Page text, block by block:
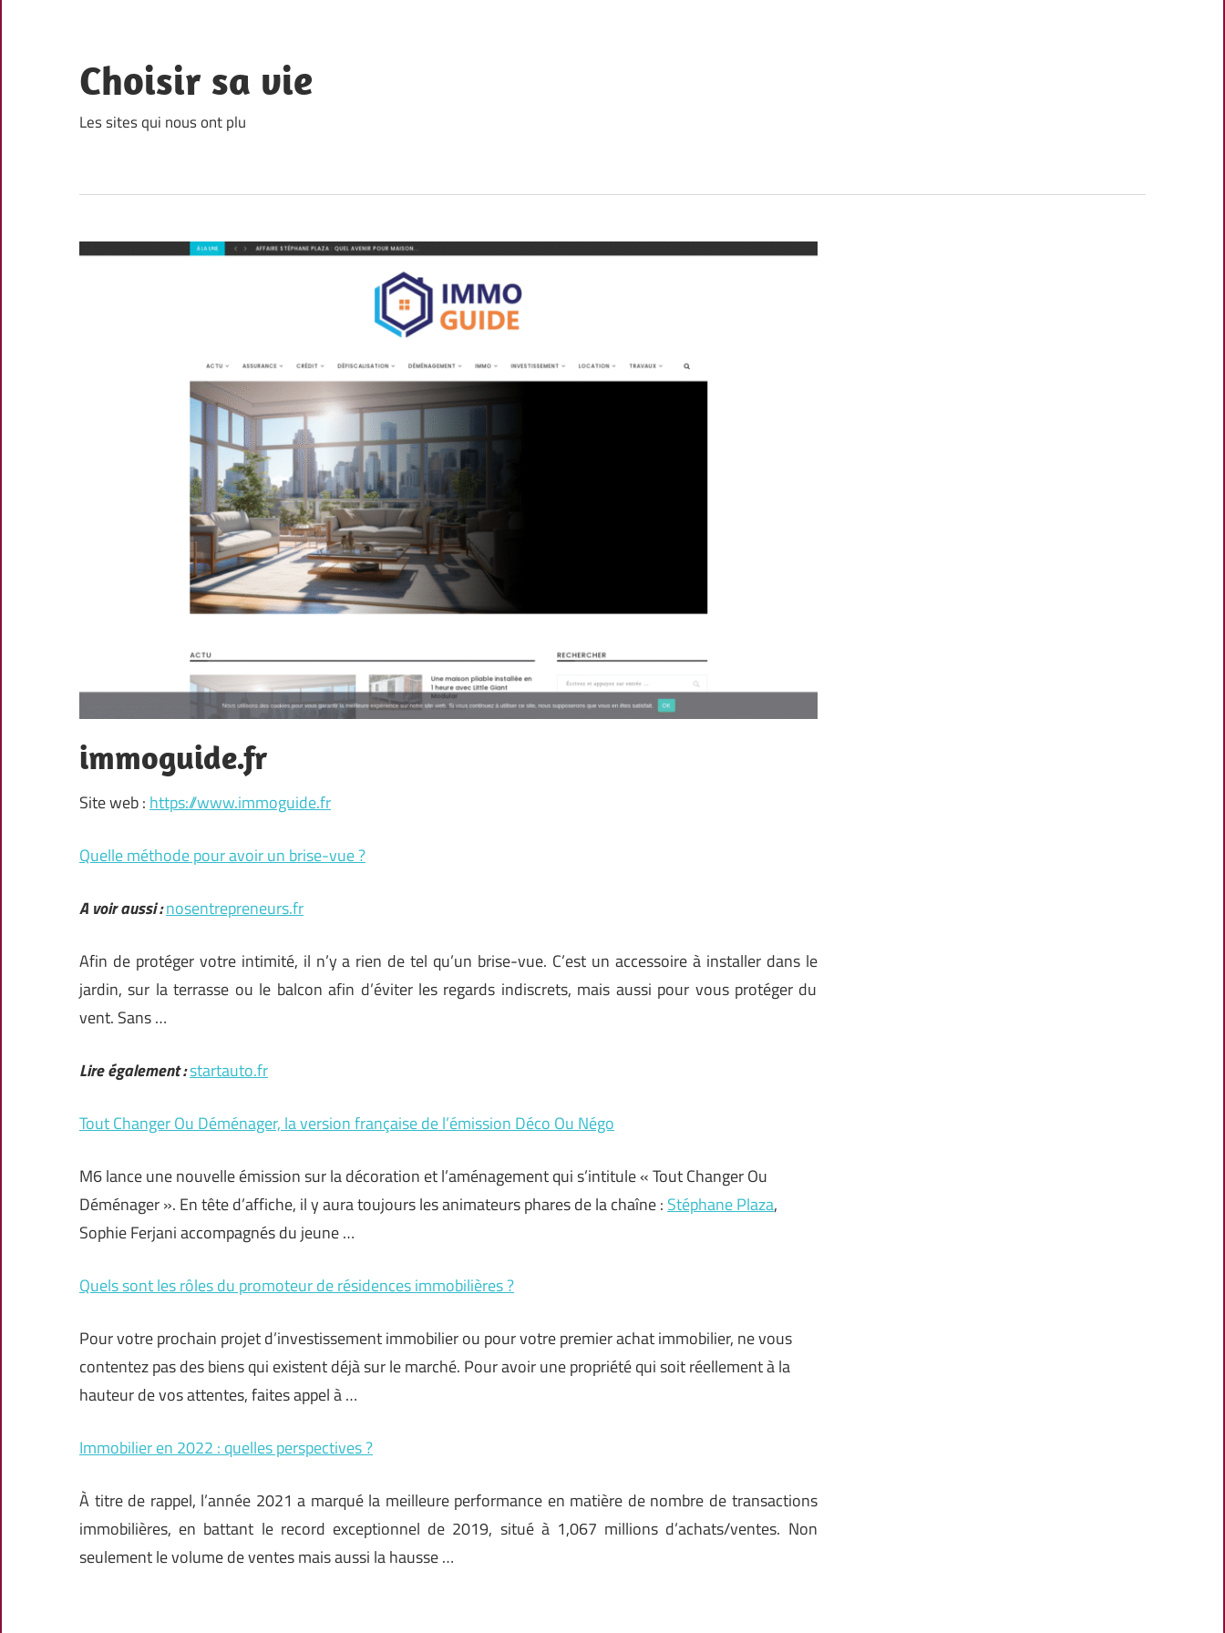
content
Choisir sa vie
Les sites qui nous ont plu
immoguide.fr
Site web : https://www.immoguide.fr
Quelle méthode pour avoir un brise-vue ?
A voir aussi :nosentrepreneurs.fr
Afin de protéger votre intimité, il n’y a rien de tel qu’un brise-vue. C’est un accessoire à installer dans le
jardin, sur la terrasse ou le balcon afin d’éviter les regards indiscrets, mais aussi pour vous protéger du
vent. Sans …
Lire également :startauto.fr
Tout Changer Ou Déménager, la version française de l’émission Déco Ou Négo
M6 lance une nouvelle émission sur la décoration et l’aménagement qui s’intitule « Tout Changer Ou
Déménager ». En tête d’affiche, il y aura toujours les animateurs phares de la chaîne : Stéphane Plaza,
Sophie Ferjani accompagnés du jeune …
Quels sont les rôles du promoteur de résidences immobilières ?
Pour votre prochain projet d’investissement immobilier ou pour votre premier achat immobilier, ne vous
contentez pas des biens qui existent déjà sur le marché. Pour avoir une propriété qui soit réellement à la
hauteur de vos attentes, faites appel à …
Immobilier en 2022 : quelles perspectives ?
À titre de rappel, l’année 2021 a marqué la meilleure performance en matière de nombre de transactions
immobilières, en battant le record exceptionnel de 2019, situé à 1,067 millions d’achats/ventes. Non
seulement le volume de ventes mais aussi la hausse …